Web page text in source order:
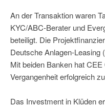
An der Transaktion waren
KYC/ABC-Berater und
beteiligt. Die
Deutsche Anlagen-Leasing
Mit beiden Banken hat
Vergangenheit erfolgreich
Das Investment in Klüden